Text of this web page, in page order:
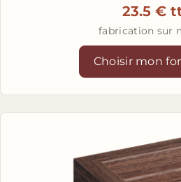
23.5 €
fabrication sur
Choisir mon